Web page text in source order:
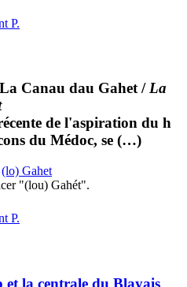
P.
Canau dau Gahet/La
de l'aspiration du h
du Médoc, se (…)
(lo) Gahet
"(lou) Gahét".
P.
et la centrale du Blayais